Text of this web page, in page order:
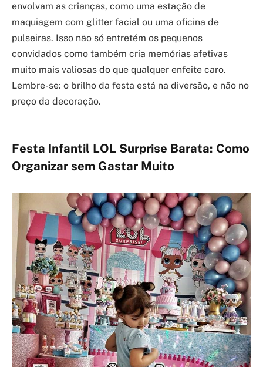
envolvam as crianças, como uma estação de
maquiagem com glitter facial ou uma oficina de
pulseiras. Isso não só entretém os pequenos
convidados como também cria memórias afetivas
muito mais valiosas do que qualquer enfeite caro.
Lembre-se: o brilho da festa está na diversão, e não no
preço da decoração.
Festa Infantil LOL Surprise Barata: Como
Organizar sem Gastar Muito